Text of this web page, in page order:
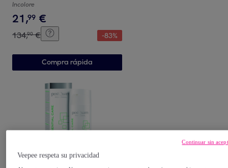
Incolore
21,99 €
134,90 € -83%
Compra rápida
Veepee respeta su privacidad
Continuar sin